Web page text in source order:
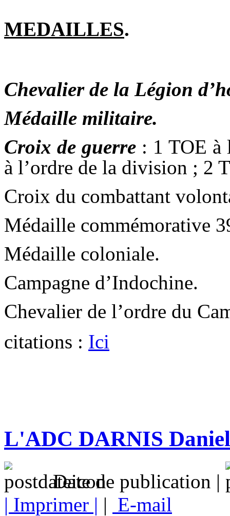
MEDAILLES.
Chevalier de la Légion
Médaille militaire.
Croix de guerre : 1 TOE à
à l’ordre de la division ; 2
Croix du combattant
Médaille commémorative
Médaille coloniale.
Campagne d’Indochine.
Chevalier de l’ordre du
citations : Ici
L'ADC DARNIS
Date de publication |
| Imprimer | | E-mail